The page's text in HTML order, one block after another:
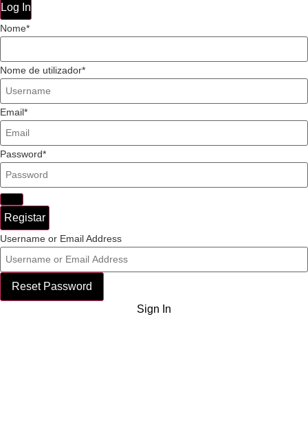
Log In
Nome
Nome de utilizador
Email
Password
Registar
Username or Email Address
Reset Password
Sign In